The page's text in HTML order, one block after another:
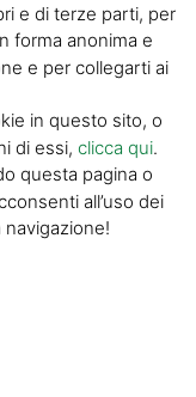
per l’invio di
il servizio di
e di terze parti, per
forma anonima e
e per collegarti ai
in questo sito, o
di essi, clicca qui.
questa pagina o
all’uso dei